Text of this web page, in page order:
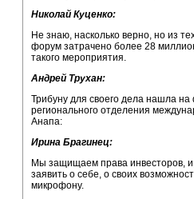
Николай Куценко:
Не знаю, насколько верно, но из
форум затрачено более 28
такого мероприятия.
Андрей Трухан:
Трибуну для своего дела нашла
регионального отделения
Анапа:
Ирина Брагинец:
Мы защищаем права инвесторов, и
заявить о себе, о своих
микрофону.